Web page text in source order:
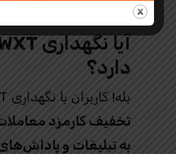
دارد؟
بله! کاربران با نگهداری WXT می‌توانند از
تخفیف کارمزد
به تبلیغات و